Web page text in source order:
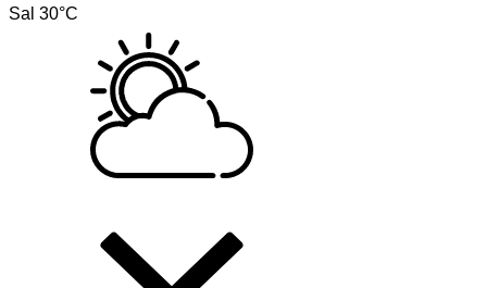
Sal 30°C